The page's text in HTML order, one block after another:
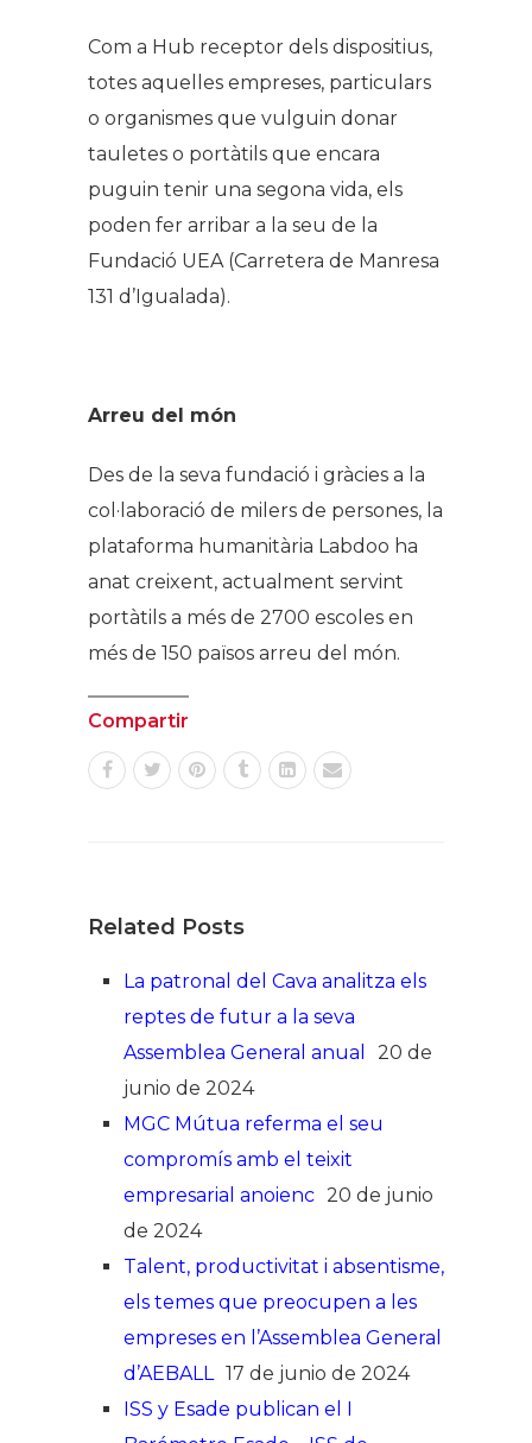
Com a Hub receptor dels dispositius,
totes aquelles empreses, particulars
o organismes que vulguin donar
tauletes o portàtils que encara
puguin tenir una segona vida, els
poden fer arribar a la seu de la
Fundació UEA (Carretera de Manresa
131 d’Igualada).
Arreu del món
Des de la seva fundació i gràcies a la
col·laboració de milers de persones, la
plataforma humanitària Labdoo ha
anat creixent, actualment servint
portàtils a més de 2700 escoles en
més de 150 països arreu del món.
Compartir
Related Posts
La patronal del Cava analitza els
reptes de futur a la seva
Assemblea General anual
20 de
junio de 2024
MGC Mútua referma el seu
compromís amb el teixit
empresarial anoienc 20 de junio
de 2024
Talent, productivitat i absentisme,
els temes que preocupen a les
empreses en l’Assemblea General
d’AEBALL 17 de junio de 2024
ISS y Esade publican el I